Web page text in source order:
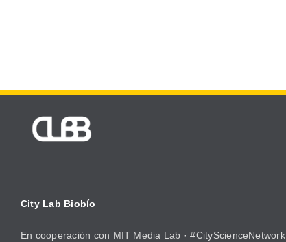
City Lab Biobío
En cooperación con MIT Media Lab · #CityScienceNetwork